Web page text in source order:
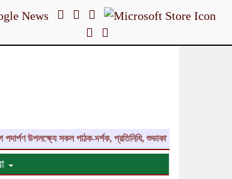
উপলক্ষ্যে সকল পাঠক-দর্শক, প্রতিনিধি, শুভাকাঙ্ক্ষী, সহযোগী,